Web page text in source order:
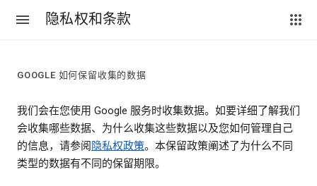
隐私权和条款
GOOGLE 如何保留收集的数据
我们会在您使用 Google 服务时收集数据。如要详细了解我们
会收集哪些数据、为什么收集这些数据以及您如何管理自己
的信息，请参阅 隐私权政策。本保留政策阐述了为什么不同
类型的数据有不同的保留期限。